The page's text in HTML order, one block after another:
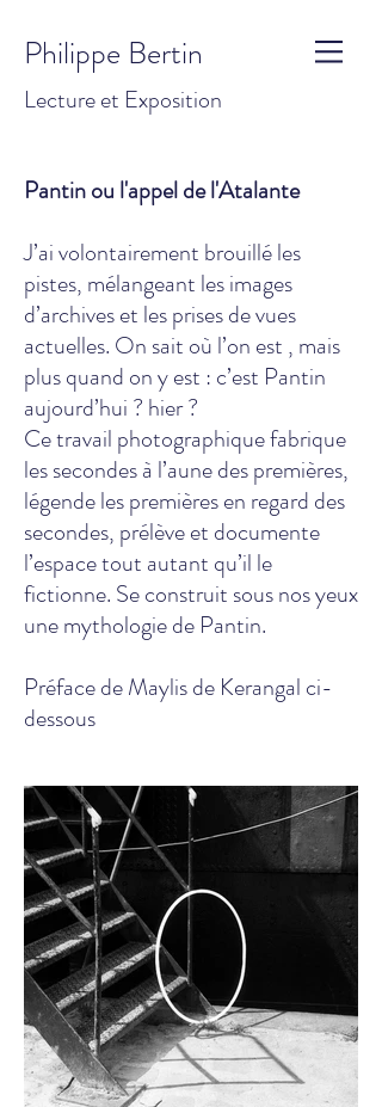
Philippe Bertin
Lecture et Exposition
Pantin ou l'appel de l'Atalante
J’ai volontairement brouillé les
pistes, mélangeant les images
d’archives et les prises de vues
actuelles. On sait où l’on est , mais
plus quand on y est : c’est Pantin
aujourd’hui ? hier ?
Ce travail photographique fabrique
les secondes à l’aune des premières,
légende les premières en regard des
secondes, prélève et documente
l’espace tout autant qu’il le
fictionne. Se construit sous nos yeux
une mythologie de Pantin.
Préface de Maylis de Kerangal ci-
dessous